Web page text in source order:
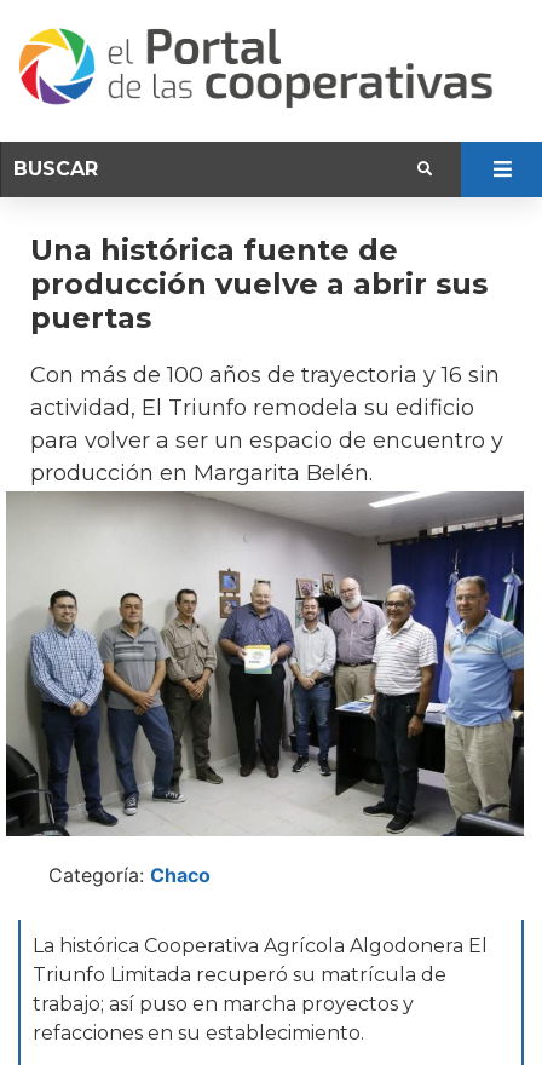
Una histórica fuente de
producción vuelve a abrir sus
puertas
Con más de 100 años de trayectoria y 16 sin
actividad, El Triunfo remodela su edificio
para volver a ser un espacio de encuentro y
producción en Margarita Belén.
Categoría: Chaco
La histórica Cooperativa Agrícola Algodonera El
Triunfo Limitada recuperó su matrícula de
trabajo; así puso en marcha proyectos y
refacciones en su establecimiento.